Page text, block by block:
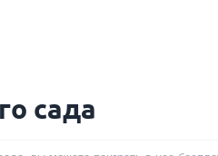
сада